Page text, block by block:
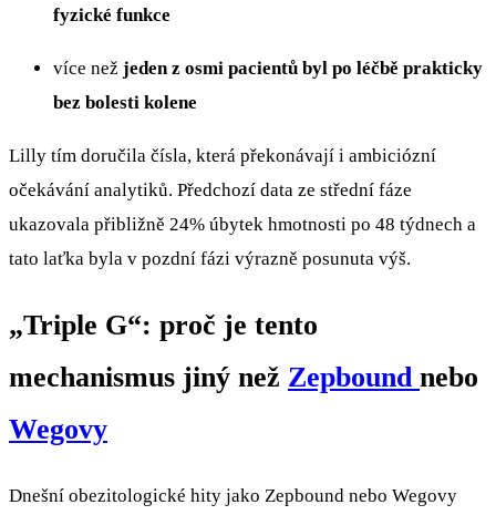
fyzické funkce
více než jeden z osmi pacientů byl po léčbě prakticky
bez bolesti kolene
Lilly tím doručila čísla, která překonávají i ambiciózní
očekávání analytiků. Předchozí data ze střední fáze
ukazovala přibližně 24% úbytek hmotnosti po 48 týdnech a
tato laťka byla v pozdní fázi výrazně posunuta výš.
„Triple G“: proč je tento
mechanismus jiný než Zepbound nebo
Wegovy
Dnešní obezitologické hity jako Zepbound nebo Wegovy